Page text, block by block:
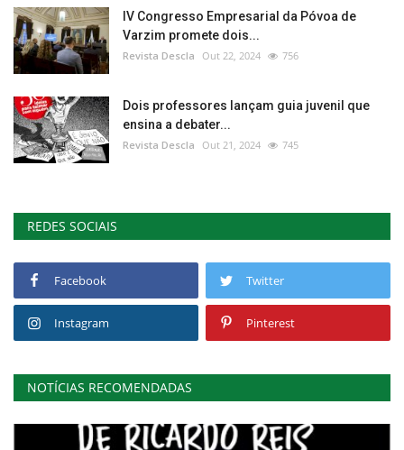
IV Congresso Empresarial da Póvoa de
Varzim promete dois...
Revista Descla Out 22, 2024 756
Dois professores lançam guia juvenil que
ensina a debater...
Revista Descla Out 21, 2024 745
REDES SOCIAIS
Facebook Twitter
Instagram Pinterest
NOTÍCIAS RECOMENDADAS